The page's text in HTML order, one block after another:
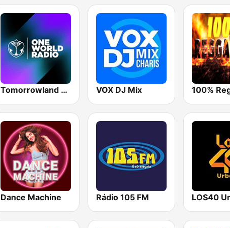
Tomorrowland One World Radio UK VOX DJ Mix
Dance Machine Rádio 105 FM LOS40